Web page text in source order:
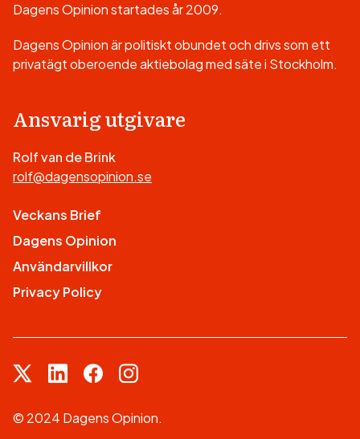
Dagens Opinion startades år 2009.
Dagens Opinion är politiskt obundet och drivs som ett
privatägt oberoende aktiebolag med säte i Stockholm.
Ansvarig utgivare
Rolf van de Brink
rolf@dagensopinion.se
Veckans Brief
Dagens Opinion
Användarvillkor
Privacy Policy
© 2024 Dagens Opinion.